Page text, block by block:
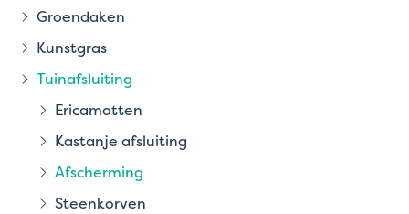
Groendaken
Kunstgras
Tuinafsluiting
Ericamatten
Kastanje afsluiting
Afscherming
Steenkorven